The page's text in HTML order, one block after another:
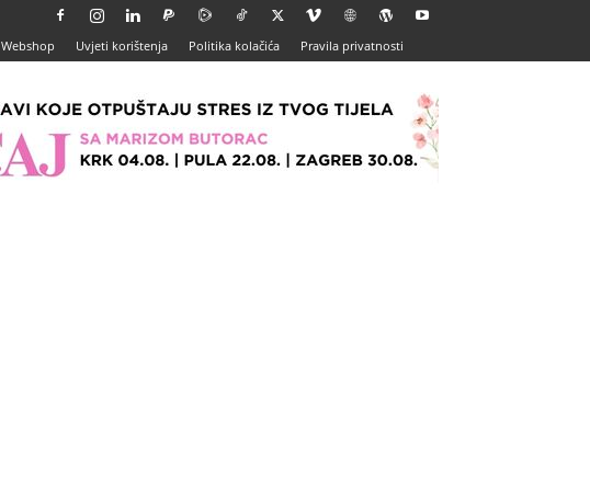
Webshop Uvjeti korištenja Politika kolačića Pravila privatnosti